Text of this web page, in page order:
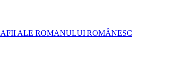
ALE ROMANULUI ROMÂNESC